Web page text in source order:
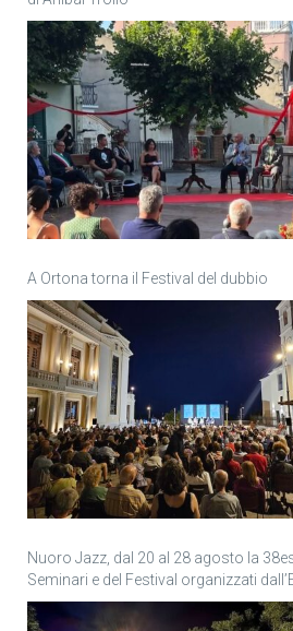
A Ortona torna il Festival del dubbio
Nuoro Jazz, dal 20 al 28 agosto la
Seminari e del Festival organizzati